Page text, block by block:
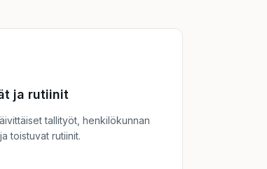
ja rutiinit
tallityöt, henkilökunnan
toistuvat rutiinit.